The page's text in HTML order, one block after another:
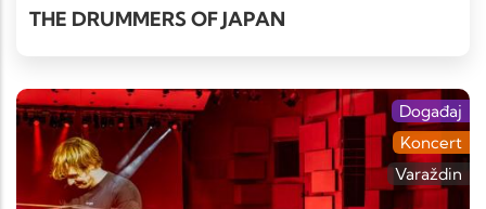
THE DRUMMERS OF JAPAN
Događaj
Koncert
Varaždin